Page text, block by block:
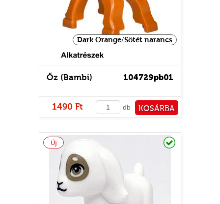
Dark Orange/Sötét narancs
104729pb01
Őz (Bambi)
1490 Ft db KOSÁRBA
Új